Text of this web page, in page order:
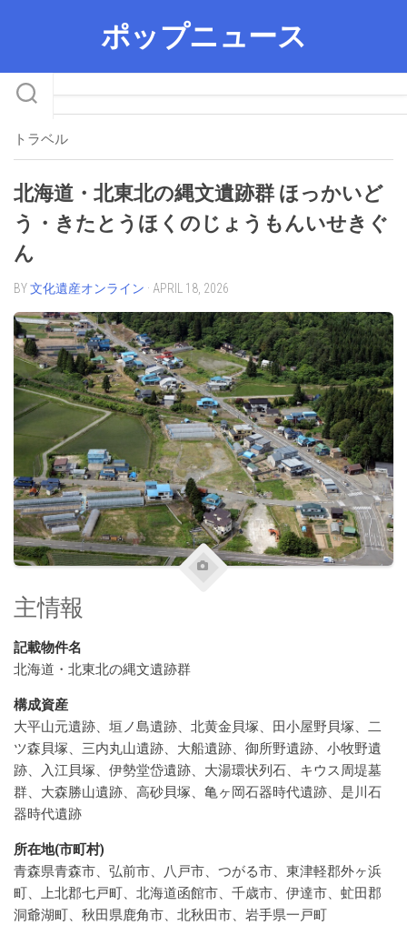
ポップニュース
トラベル
北海道・北東北の縄文遺跡群 ほっかいど
う・きたとうほくのじょうもんいせきぐ
ん
BY文化遺産オンライン · APRIL 18, 2026
主情報
記載物件名
北海道・北東北の縄文遺跡群
構成資産
大平山元遺跡、垣ノ島遺跡、北黄金貝塚、田小屋野貝塚、二
ツ森貝塚、三内丸山遺跡、大船遺跡、御所野遺跡、小牧野遺
跡、入江貝塚、伊勢堂岱遺跡、大湯環状列石、キウス周堤墓
群、大森勝山遺跡、高砂貝塚、亀ヶ岡石器時代遺跡、是川石
器時代遺跡
所在地(市町村)
青森県青森市、弘前市、八戸市、つがる市、東津軽郡外ヶ浜
町、上北郡七戸町、北海道函館市、千歳市、伊達市、虻田郡
洞爺湖町、秋田県鹿角市、北秋田市、岩手県一戸町